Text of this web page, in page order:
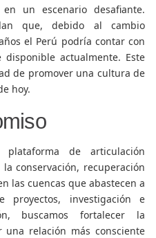
un escenario desafiante.
que, debido al cambio
el Perú podría contar con
actualmente. Este
de promover una cultura de
hoy.
de articulación
conservación, recuperación
las cuencas que abastecen a
investigación e
buscamos fortalecer la
relación más consciente